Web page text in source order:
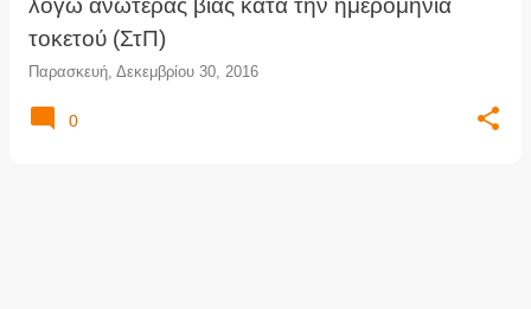
λόγω ανωτέρας βίας κατά την ημερομηνία
τοκετού (ΣτΠ)
Παρασκευή, Δεκεμβρίου 30, 2016
0